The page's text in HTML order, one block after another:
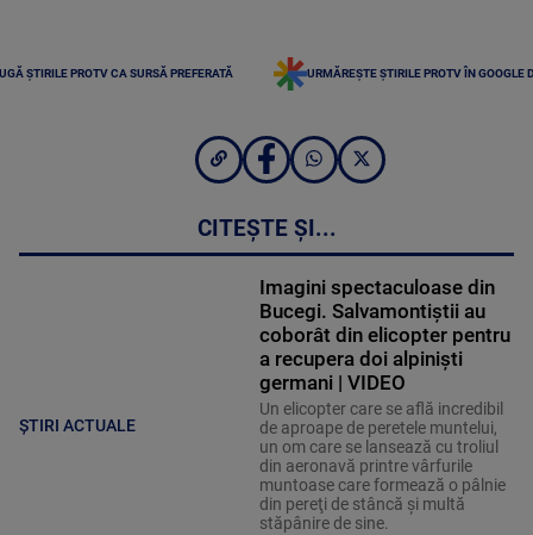
ȘTIRILE PROTV CA SURSĂ PREFERATĂ URMĂREȘTE ȘTIRILE PROTV ÎN GOOGLE
CITEȘTE ȘI...
ȘTIRI ACTUALE
Imagini spectaculoase din
Bucegi. Salvamontiștii au
coborât din elicopter pentru
a recupera doi alpiniști
germani | VIDEO
Un elicopter care se află incredibil
de aproape de peretele muntelui,
un om care se lansează cu troliul
din aeronavă printre vârfurile
muntoase care formează o pâlnie
din pereţi de stâncă şi multă
stăpânire de sine.